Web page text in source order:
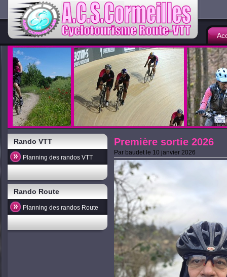
Rando VTT
Planning des randos VTT
Rando Route
Planning des randos Route
Première sortie 2026
Par baudetle 10 janvier 2026